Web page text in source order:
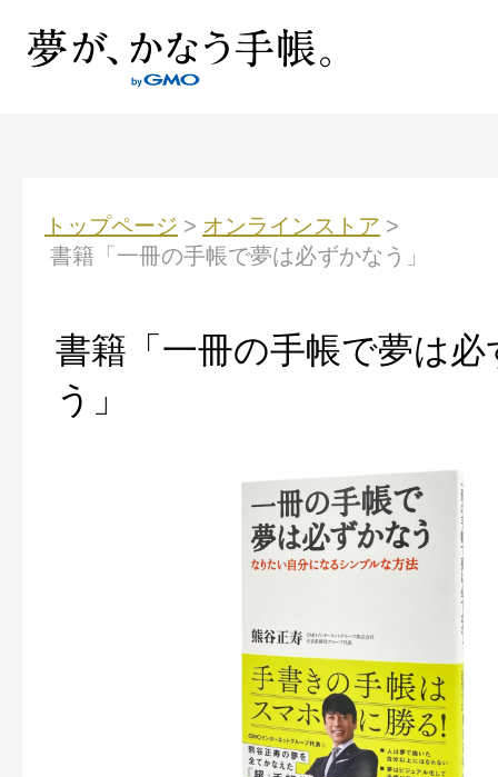
トップページ > オンラインストア >
書籍「一冊の手帳で夢は必ずかなう」
書籍「一冊の手帳で夢は必
う」